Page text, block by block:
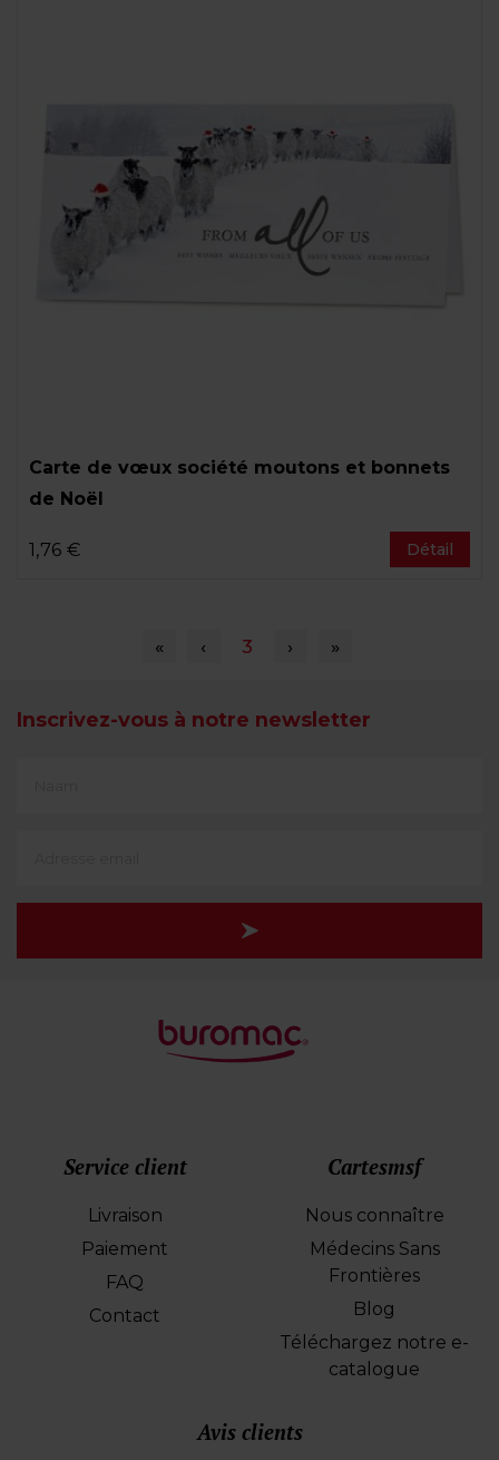
Carte de vœux société moutons et bonnets
de Noël
1,76 € Détail
« Première
‹ PagePage
3
Page
›
Dernière
»
Inscrivez-vous à notre newsletter
Service client
Livraison
Paiement
FAQ
Contact
Cartesmsf
Nous connaître
Médecins Sans
Frontières
Blog
Téléchargez notre e-
catalogue
Avis clients